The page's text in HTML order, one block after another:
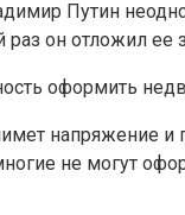
Путин
раз он отложил
оформить
напряжение
не могут